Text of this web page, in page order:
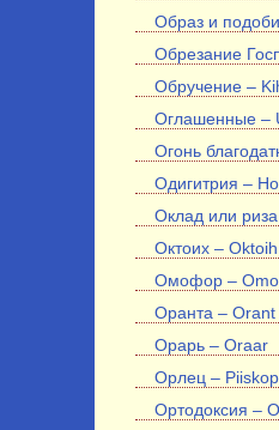
Образ и
Обрезание
Обручение –
Оглашенные –
Огонь
Одигитрия –
Оклад или
Октоих –
Омофор –
Оранта – Orant
Орарь – Oraar
Орлец –
Ортодоксия –